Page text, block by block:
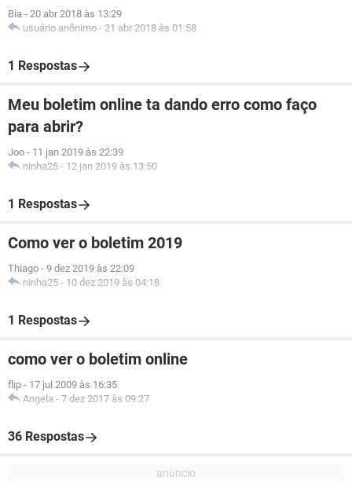
Bia - 20 abr 2018 às 13:29
usuário anônimo - 21 abr 2018 às 01:58
1 Respostas
Meu boletim online ta dando erro como faço
para abrir?
Joo - 11 jan 2019 às 22:39
ninha25 - 12 jan 2019 às 13:50
1 Respostas
Como ver o boletim 2019
Thiago - 9 dez 2019 às 22:09
ninha25 - 10 dez 2019 às 04:18
1 Respostas
como ver o boletim online
flip - 17 jul 2009 às 16:35
Angela - 7 dez 2017 às 09:27
36 Respostas